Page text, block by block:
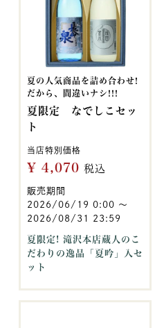
夏の人気商品を詰め合わせ!
だから、間違いナシ!!!
夏限定 なでしこセッ
ト
当店特別価格
¥ 4,070 税込
販売期間
2026/06/19 0:00 〜
2026/08/31 23:59
夏限定! 滝沢本店蔵人のこ
だわりの逸品「夏吟」入セ
ット